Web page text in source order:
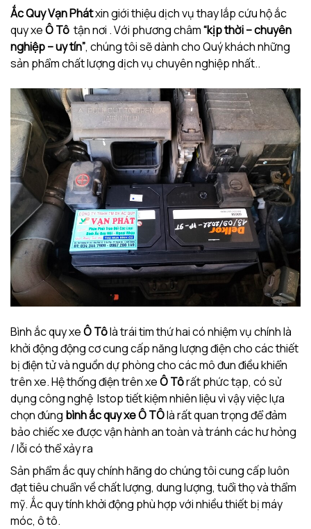
Ắc Quy Vạn Phátxin giới thiệu dịch vụ thay lắp cứu hộ ắc
quy xeÔ Tô tận nơi . Với phương châm“kịp thời – chuyên
nghiệp – uy tín”, chúng tôi sẽ dành cho Quý khách những
sản phẩm chất lượng dịch vụ chuyên nghiệp nhất..
Bình ắc quy xeÔ Tôlà trái tim thứ hai có nhiệm vụ chính là
khởi động động cơ cung cấp năng lượng điện cho các thiết
bị điện tử và nguồn dự phòng cho các mô đun điều khiển
trên xe. Hệ thống điện trên xeÔ Tôrất phức tạp, có sử
dụng công nghệ Istop tiết kiệm nhiên liệu vì vậy việc lựa
chọn đúng bình ắc quy xe Ô TÔlà rất quan trọng để đảm
bảo chiếc xe được vận hành an toàn và tránh các hư hỏng
/ lỗi có thể xảy ra
Sản phẩm ắc quy chính hãng do chúng tôi cung cấp luôn
đạt tiêu chuẩn về chất lượng, dung lượng, tuổi thọ và thẩm
mỹ. Ắc quy tính khởi động phù hợp với nhiều thiết bị máy
móc, ô tô.